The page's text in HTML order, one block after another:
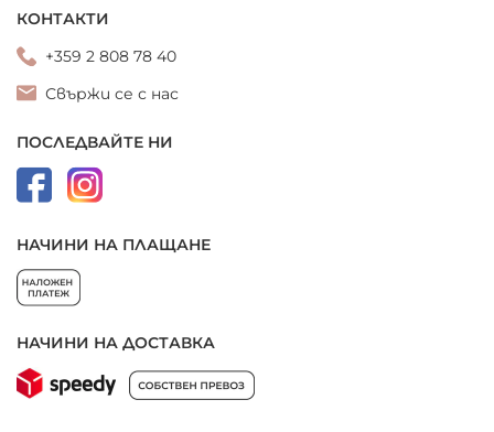
КОНТАКТИ
+359 2 808 78 40
Свържи се с нас
ПОСЛЕДВАЙТЕ НИ
НАЧИНИ НА ПЛАЩАНЕ
НАЧИНИ НА ДОСТАВКА